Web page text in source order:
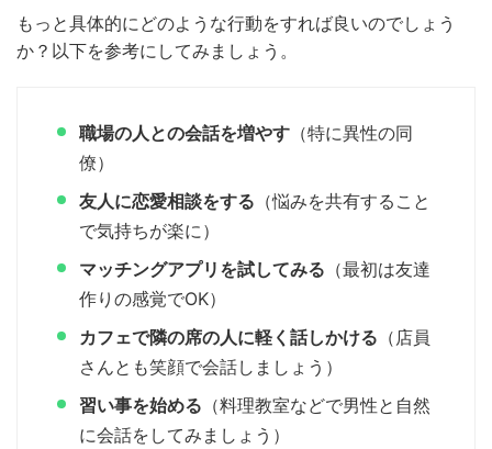
もっと具体的にどのような行動をすれば良いのでしょう
か？以下を参考にしてみましょう。
職場の人との会話を増やす （特に異性の同
僚）
友人に恋愛相談をする （悩みを共有すること
で気持ちが楽に）
マッチングアプリを試してみる （最初は友達
作りの感覚でOK）
カフェで隣の席の人に軽く話しかける （店員
さんとも笑顔で会話しましょう）
習い事を始める （料理教室などで男性と自然
に会話をしてみましょう）